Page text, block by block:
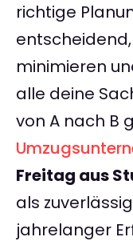
richtige
minimieren
alle deine
von A nach B
Freitag aus
als
jahrelanger